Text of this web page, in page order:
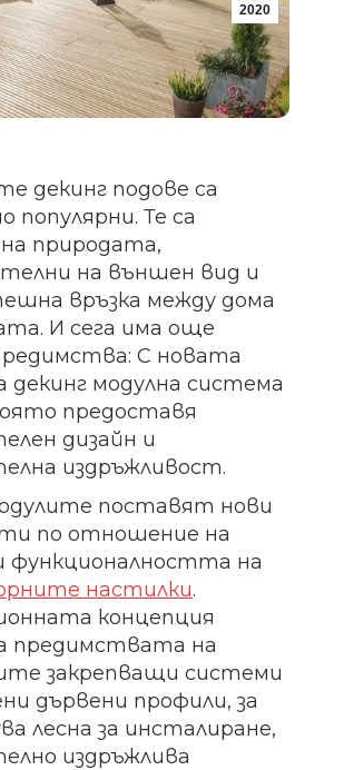
2020
декинг подове са
популярни. Те са
природата,
на външен вид и
връзка между дома
И сега има още
С новата
декинг модулна система
предоставя
дизайн и
издръжливост.
поставят нови
по отношение на
функционалността на
настилки.
концепция
предимствата на
закрепващи системи
дървени профили, за
лесна за инсталиране,
издръжлива